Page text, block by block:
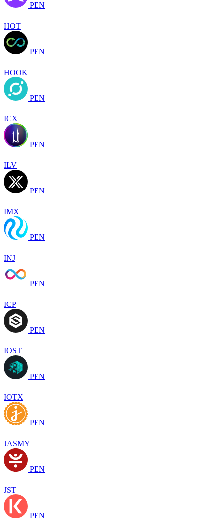
PEN
HOT
PEN
HOOK
PEN
ICX
PEN
ILV
PEN
IMX
PEN
INJ
PEN
ICP
PEN
IOST
PEN
IOTX
PEN
JASMY
PEN
JST
PEN